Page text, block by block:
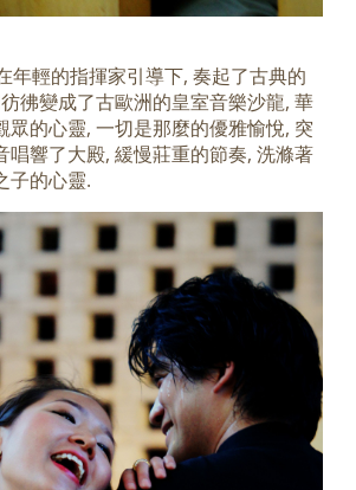
年輕的指揮家引導下, 奏起了古典的
彿變成了古歐洲的皇室音樂沙龍, 華
眾的心靈, 一切是那麼的優雅愉悅, 突
唱響了大殿, 緩慢莊重的節奏, 洗滌著
子的心靈.